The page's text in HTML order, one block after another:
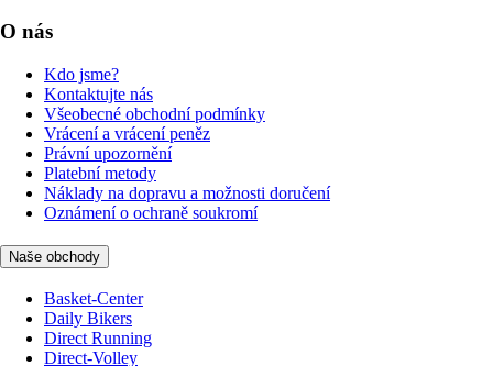
O nás
Kdo jsme?
Kontaktujte nás
Všeobecné obchodní podmínky
Vrácení a vrácení peněz
Právní upozornění
Platební metody
Náklady na dopravu a možnosti doručení
Oznámení o ochraně soukromí
Naše obchody
Basket-Center
Daily Bikers
Direct Running
Direct-Volley